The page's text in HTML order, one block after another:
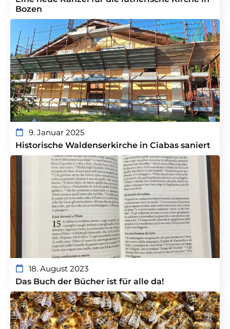
Bozen
9. Januar 2025
Historische Waldenserkirche in Ciabas saniert
18. August 2023
Das Buch der Bücher ist für alle da!